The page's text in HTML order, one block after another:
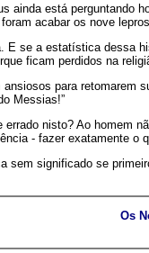
ainda está perguntando
acabar os nove
se a estatística dessa
ficam perdidos na
para retomarem
Messias!”
errado nisto? Ao homem
- fazer exatamente o
sem significado se
Os